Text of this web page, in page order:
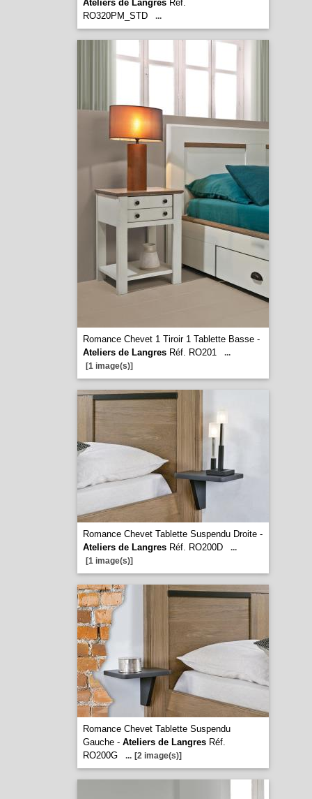
Ateliers de LangresRéf.
RO320PM_STD
...
Romance Chevet 1 Tiroir 1 Tablette Basse -
Ateliers de LangresRéf. RO201
...
[1 image(s)]
Romance Chevet Tablette Suspendu Droite -
Ateliers de LangresRéf. RO200D
...
[1 image(s)]
Romance Chevet Tablette Suspendu
Gauche - Ateliers de LangresRéf.
RO200G
... [2 image(s)]